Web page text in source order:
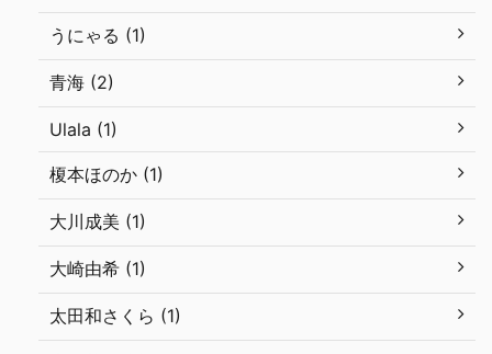
うにゃる (1)
青海 (2)
Ulala (1)
榎本ほのか (1)
大川成美 (1)
大崎由希 (1)
太田和さくら (1)